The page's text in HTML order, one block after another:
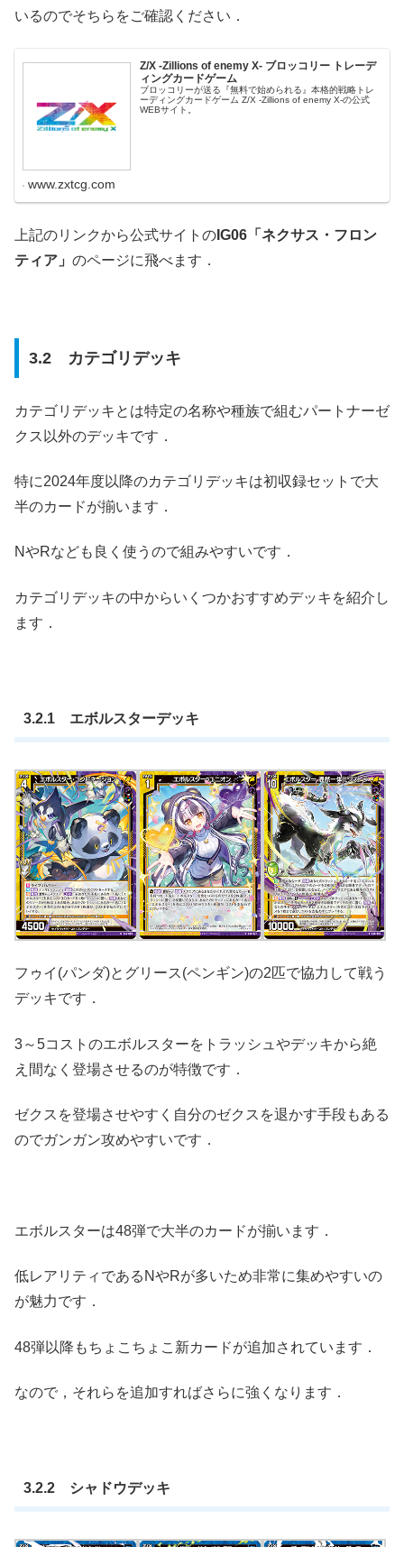
いるのでそちらをご確認ください．
Z/X -Zillions of enemy X- ブロッコリー トレーデ
ィングカードゲーム
ブロッコリーが送る『無料で始められる』本格的戦略トレ
ーディングカードゲーム Z/X -Zillions of enemy X-の公式
WEBサイト。
www.zxtcg.com
上記のリンクから公式サイトの IG06「ネクサス・フロン
ティア」 のページに飛べます．
3.2 カテゴリデッキ
カテゴリデッキとは特定の名称や種族で組むパートナーゼ
クス以外のデッキです．
特に2024年度以降のカテゴリデッキは初収録セットで大
半のカードが揃います．
NやRなども良く使うので組みやすいです．
カテゴリデッキの中からいくつかおすすめデッキを紹介し
ます．
3.2.1 エボルスターデッキ
フゥイ(パンダ)とグリース(ペンギン)の2匹で協力して戦う
デッキです．
3～5コストのエボルスターをトラッシュやデッキから絶
え間なく登場させるのが特徴です．
ゼクスを登場させやすく自分のゼクスを退かす手段もある
のでガンガン攻めやすいです．
エボルスターは48弾で大半のカードが揃います．
低レアリティであるNやRが多いため非常に集めやすいの
が魅力です．
48弾以降もちょこちょこ新カードが追加されています．
なので，それらを追加すればさらに強くなります．
3.2.2 シャドウデッキ